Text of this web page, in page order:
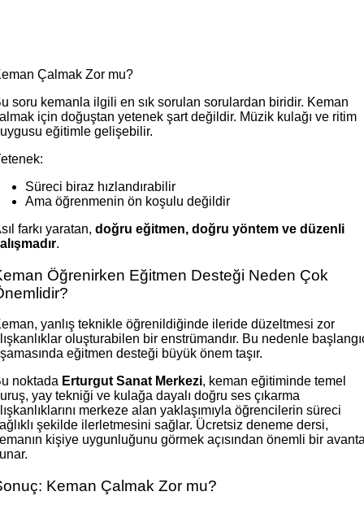
Çalmak Zor mu?
soru kemanla ilgili en sık sorulan sorulardan biridir. Keman
için doğuştan yetenek şart değildir. Müzik kulağı ve ritim
eğitimle gelişebilir.
Süreci biraz hızlandırabilir
Ama öğrenmenin ön koşulu değildir
farkı yaratan,doğru eğitmen, doğru yöntem ve düzenli
.
Öğrenirken Eğitmen Desteği Neden Çok
yanlış teknikle öğrenildiğinde ileride düzeltmesi zor
oluşturabilen bir enstrümandır. Bu nedenle
eğitmen desteği büyük önem taşır.
noktada Erturgut Sanat Merkezi, keman eğitiminde temel
yay tekniği ve kulağa dayalı doğru ses çıkarma
merkeze alan yaklaşımıyla öğrencilerin süreci
şekilde ilerletmesini sağlar. Ücretsiz deneme dersi,
kişiye uygunluğunu görmek açısından önemli bir
Keman Çalmak Zor mu?